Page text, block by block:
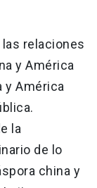
relaciones
y América
y América
la
de lo
china y